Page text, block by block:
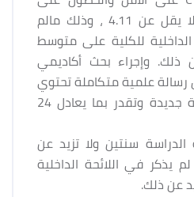
متوسط تراكمي لا يقل عن 4.11 ، وذلك مالم
للكلية على متوسط
وإجراء بحث أكاديمي
علمية متكاملة تحتوي
على إضافة علمية جديدة وتقدر بما يعادل 24
الدراسة سنتين ولا تزيد عن
في اللائحة الداخلية
عن ذلك.